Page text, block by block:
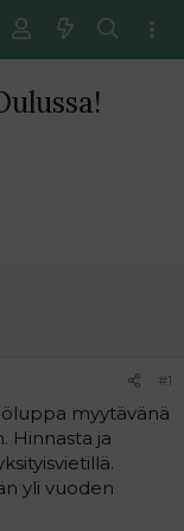
#1
myytävänä
Hinnasta ja
yli vuoden